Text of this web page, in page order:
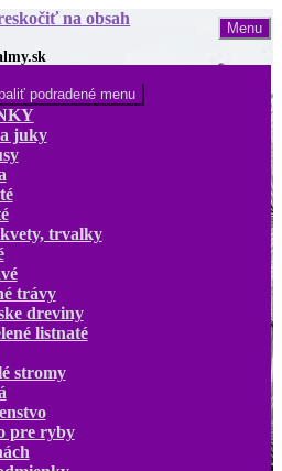
na obsah
Menu
podradené menu
juky
trvalky
trávy
dreviny
listnaté
stromy
pre ryby